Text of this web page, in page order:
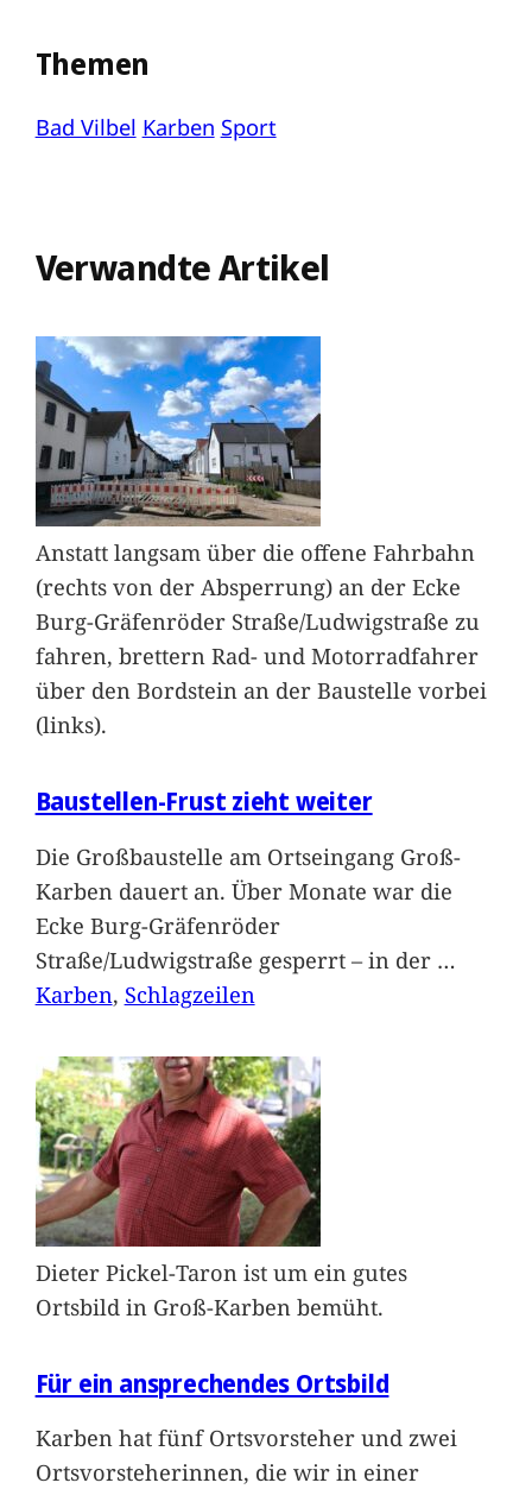
Themen
Bad Vilbel Karben Sport
Verwandte Artikel
Anstatt langsam über die offene Fahrbahn
(rechts von der Absperrung) an der Ecke
Burg-Gräfenröder Straße/Ludwigstraße zu
fahren, brettern Rad- und Motorradfahrer
über den Bordstein an der Baustelle vorbei
(links).
Baustellen-Frust zieht weiter
Die Großbaustelle am Ortseingang Groß-
Karben dauert an. Über Monate war die
Ecke Burg-Gräfenröder
Straße/Ludwigstraße gesperrt – in der …
Karben, Schlagzeilen
Dieter Pickel-Taron ist um ein gutes
Ortsbild in Groß-Karben bemüht.
Für ein ansprechendes Ortsbild
Karben hat fünf Ortsvorsteher und zwei
Ortsvorsteherinnen, die wir in einer